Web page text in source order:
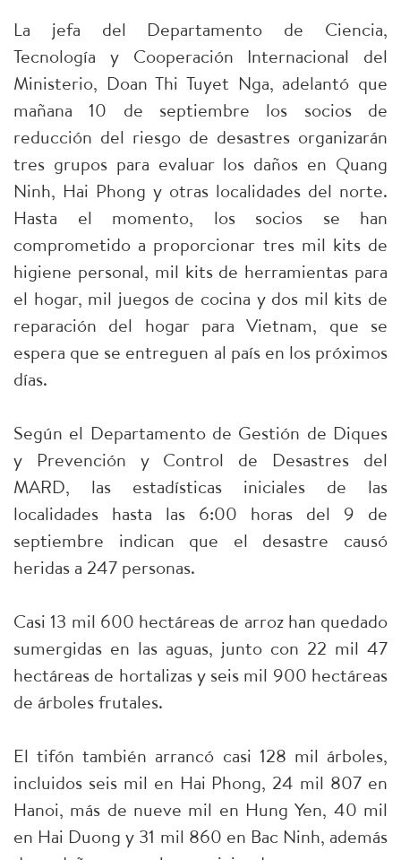
La jefa del Departamento de Ciencia,
Tecnología y Cooperación Internacional del
Ministerio, Doan Thi Tuyet Nga, adelantó que
mañana 10 de septiembre los socios de
reducción del riesgo de desastres organizarán
tres grupos para evaluar los daños en Quang
Ninh, Hai Phong y otras localidades del norte.
Hasta el momento, los socios se han
comprometido a proporcionar tres mil kits de
higiene personal, mil kits de herramientas para
el hogar, mil juegos de cocina y dos mil kits de
reparación del hogar para Vietnam, que se
espera que se entreguen al país en los próximos
días.
Según el Departamento de Gestión de Diques
y Prevención y Control de Desastres del
MARD, las estadísticas iniciales de las
localidades hasta las 6:00 horas del 9 de
septiembre indican que el desastre causó
heridas a 247 personas.
Casi 13 mil 600 hectáreas de arroz han quedado
sumergidas en las aguas, junto con 22 mil 47
hectáreas de hortalizas y seis mil 900 hectáreas
de árboles frutales.
El tifón también arrancó casi 128 mil árboles,
incluidos seis mil en Hai Phong, 24 mil 807 en
Hanoi, más de nueve mil en Hung Yen, 40 mil
en Hai Duong y 31 mil 860 en Bac Ninh, además